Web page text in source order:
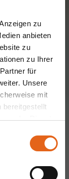
zu
anbieten
zu
zu Ihrer
für
Unsere
mit
bereitgestellt
der Dienste
auch Daten in